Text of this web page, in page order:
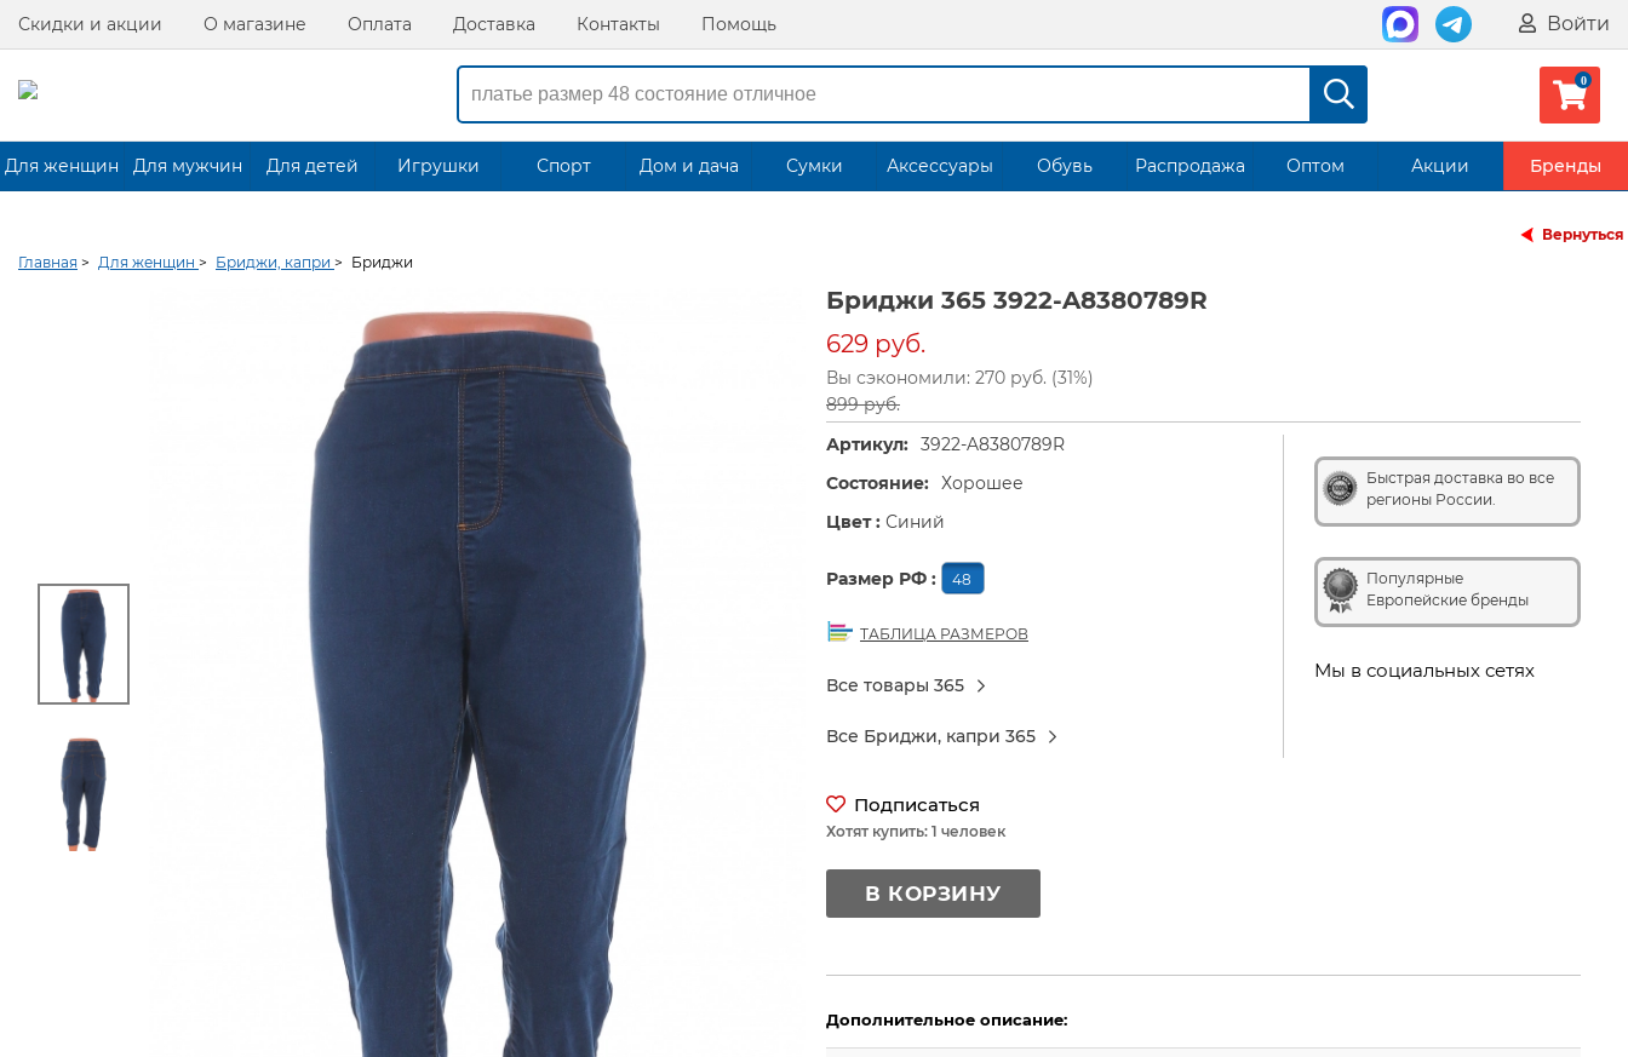
Скидки и акции О магазине Оплата Доставка Контакты Помощь Войти
Для женщин Для мужчин Для детей Игрушки Спорт Дом и дача Сумки Аксессуары Обувь Распродажа Оптом Акции Бренды
Вернуться
Главная > Для женщин > Бриджи, капри > Бриджи
Бриджи 365 3922-A8380789R
629 руб.
Вы сэкономили: 270 руб. (31%)
899 руб.
Быстрая доставка во все
регионы России.
Популярные
Европейские бренды
Мы в социальных сетях
Артикул: 3922-A8380789R
Состояние: Хорошее
Цвет : Синий
Размер РФ : 48
ТАБЛИЦА РАЗМЕРОВ
Все товары 365
Все Бриджи, капри 365
Подписаться
Хотят купить: 1 человек
В КОРЗИНУ
Дополнительное описание: